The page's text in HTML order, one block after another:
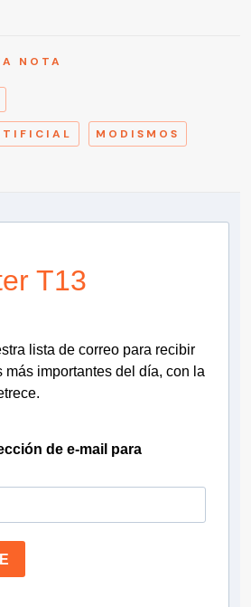
NOTA
MODISMOS
T13
lista de correo para recibir
más importantes del día, con la
de e-mail para